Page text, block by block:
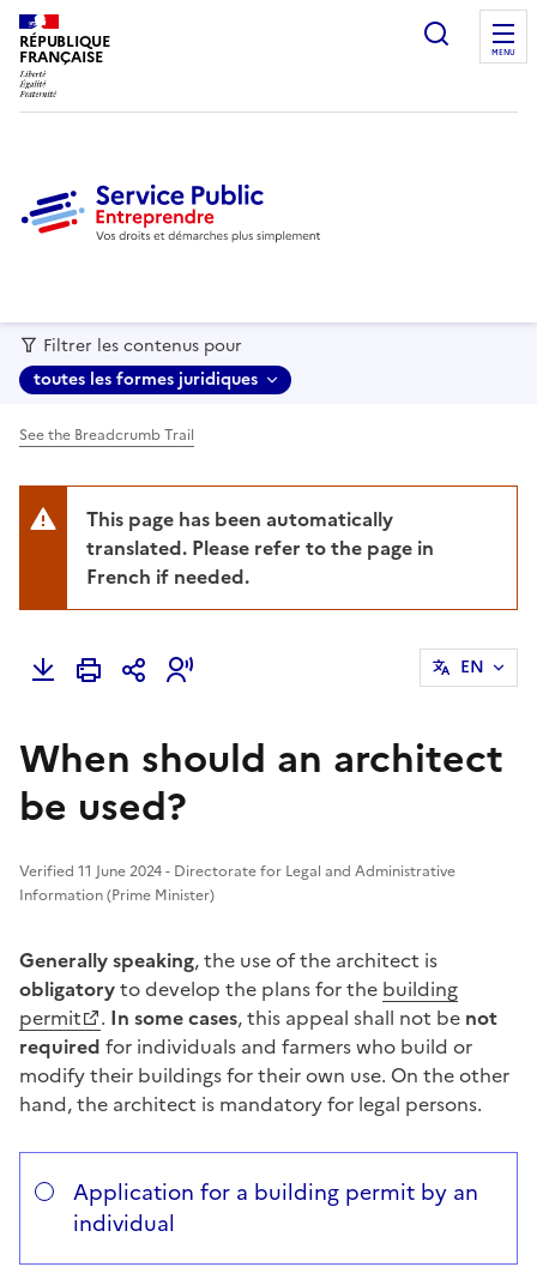
RÉPUBLIQUE
FRANÇAISE MENU
Filtrer les contenus pour
toutes les formes juridiques
See the Breadcrumb Trail
This page has been automatically
translated. Please refer to the page in
French if needed.
EN
When should an architect
be used?
Verified 11 June 2024 - Directorate for Legal and Administrative
Information (Prime Minister)
Generally speaking, the use of the architect is
obligatoryto develop the plans for the building
permit
. In some cases, this appeal shall not be not
required for individuals and farmers who build or
modify their buildings for their own use. On the other
hand, the architect is mandatory for legal persons.
Répondez aux questions successives et les réponses
Vous avez choisi
Application for a building permit by an
individual